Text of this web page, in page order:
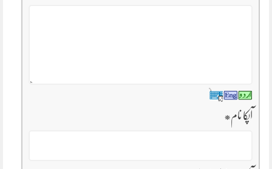
آپکا نام*